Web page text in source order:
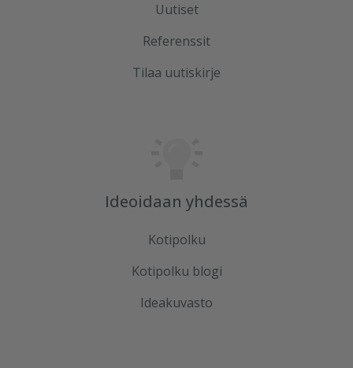
Uutiset
Referenssit
Tilaa uutiskirje
Ideoidaan yhdessä
Kotipolku
Kotipolku blogi
Ideakuvasto